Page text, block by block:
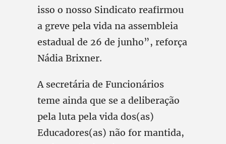
isso o nosso Sindicato reafirmou
a greve pela vida na assembleia
estadual de 26 de junho”, reforça
Nádia Brixner.
A secretária de Funcionários
teme ainda que se a deliberação
pela luta pela vida dos(as)
Educadores(as) não for mantida,